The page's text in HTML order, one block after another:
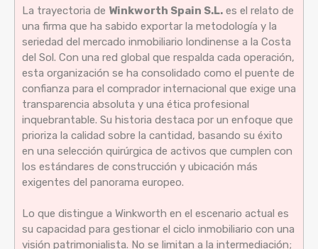
La trayectoria de Winkworth Spain S.L. es el relato de
una firma que ha sabido exportar la metodología y la
seriedad del mercado inmobiliario londinense a la Costa
del Sol. Con una red global que respalda cada operación,
esta organización se ha consolidado como el puente de
confianza para el comprador internacional que exige una
transparencia absoluta y una ética profesional
inquebrantable. Su historia destaca por un enfoque que
prioriza la calidad sobre la cantidad, basando su éxito
en una selección quirúrgica de activos que cumplen con
los estándares de construcción y ubicación más
exigentes del panorama europeo.
Lo que distingue a Winkworth en el escenario actual es
su capacidad para gestionar el ciclo inmobiliario con una
visión patrimonialista. No se limitan a la intermediación;